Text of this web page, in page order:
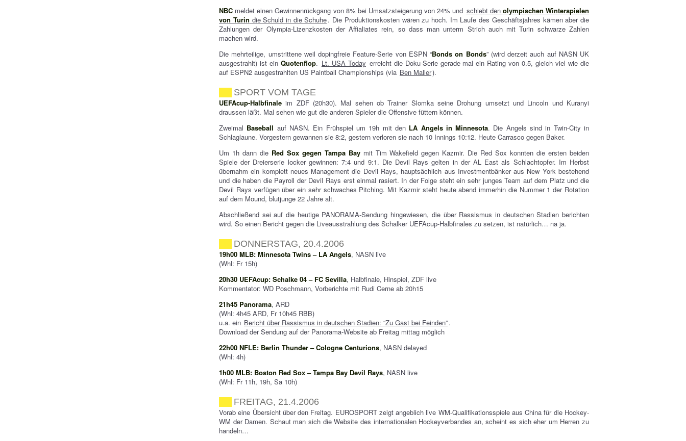
NBC meldet einen Gewinnenrückgang von 8% bei Umsatzsteigerung von 24% und schiebt den olympischen Winterspielen
von Turin die Schuld in die Schuhe. Die Produktionskosten wären zu hoch. Im Laufe des Geschäftsjahres kämen aber die
Zahlungen der Olympia-Lizenzkosten der Affialiates rein, so dass man unterm Strich auch mit Turin schwarze Zahlen
machen wird.
Die mehrteilige, umstrittene weil dopingfreie Feature-Serie von ESPN “Bonds on Bonds” (wird derzeit auch auf NASN UK
ausgestrahlt) ist ein Quotenflop. Lt. USA Today erreicht die Doku-Serie gerade mal ein Rating von 0.5, gleich viel wie die
auf ESPN2 ausgestrahlten US Paintball Championships (via Ben Maller).
SPORT VOM TAGE
UEFAcup-Halbfinale im ZDF (20h30). Mal sehen ob Trainer Slomka seine Drohung umsetzt und Lincoln und Kuranyi
draussen läßt. Mal sehen wie gut die anderen Spieler die Offensive füttern können.
Zweimal Baseball auf NASN. Ein Frühspiel um 19h mit den LA Angels in Minnesota. Die Angels sind in Twin-City in
Schlaglaune. Vorgestern gewannen sie 8:2, gestern verloren sie nach 10 Innings 10:12. Heute Carrasco gegen Baker.
Um 1h dann die Red Sox gegen Tampa Baymit Tim Wakefield gegen Kazmir. Die Red Sox konnten die ersten beiden
Spiele der Dreierserie locker gewinnen: 7:4 und 9:1. Die Devil Rays gelten in der AL East als Schlachtopfer. Im Herbst
übernahm ein komplett neues Management die Devil Rays, hauptsächlich aus Investmentbänker aus New York bestehend
und die haben die Payroll der Devil Rays erst einmal rasiert. In der Folge steht ein sehr junges Team auf dem Platz und die
Devil Rays verfügen über ein sehr schwaches Pitching. Mit Kazmir steht heute abend immerhin die Nummer 1 der Rotation
auf dem Mound, blutjunge 22 Jahre alt.
Abschließend sei auf die heutige PANORAMA-Sendung hingewiesen, die über Rassismus in deutschen Stadien berichten
wird. So einen Bericht gegen die Liveausstrahlung des Schalker UEFAcup-Halbfinales zu setzen, ist natürlich… na ja.
DONNERSTAG, 20.4.2006
19h00 MLB: Minnesota Twins – LA Angels, NASN live
(Whl: Fr 15h)
20h30 UEFAcup: Schalke 04 – FC Sevilla, Halbfinale, Hinspiel, ZDF live
Kommentator: WD Poschmann, Vorberichte mit Rudi Cerne ab 20h15
21h45 Panorama, ARD
(Whl: 4h45 ARD, Fr 10h45 RBB)
u.a. ein Bericht über Rassismus in deutschen Stadien: “Zu Gast bei Feinden”.
Download der Sendung auf der Panorama-Website ab Freitag mittag möglich
22h00 NFLE: Berlin Thunder – Cologne Centurions, NASN delayed
(Whl: 4h)
1h00 MLB: Boston Red Sox – Tampa Bay Devil Rays, NASN live
(Whl: Fr 11h, 19h, Sa 10h)
FREITAG, 21.4.2006
Vorab eine Übersicht über den Freitag. EUROSPORT zeigt angeblich live WM-Qualifikationsspiele aus China für die Hockey-
WM der Damen. Schaut man sich die Website des internationalen Hockeyverbandes an, scheint es sich eher um Herren zu
handeln…